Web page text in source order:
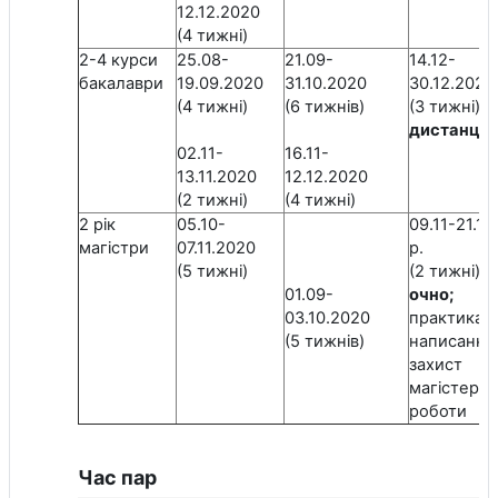
12.12.2020
(4 тижні)
2-4 курси
бакалаври
25.08-
19.09.2020
(4 тижні)
02.11-
13.11.2020
(2 тижні)
21.09-
31.10.2020
(6 тижнів)
16.11-
12.12.2020
(4 тижні)
14.12-
(3 тижні)
2 рік
магістри
05.10-
07.11.2020
(5 тижні)
01.09-
03.10.2020
(5 тижнів)
09.11-
р.
(2 тижні)
очно;
практика
написання
захист
роботи
Час пар